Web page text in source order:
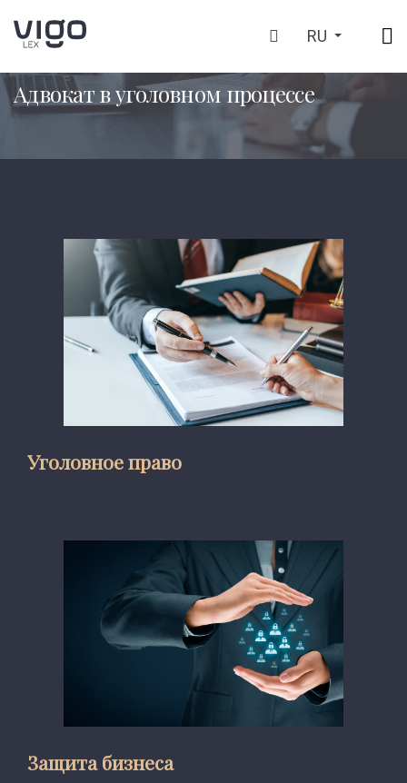
RU
Адвокат в уголовном процессе
Уголовное право
Защита бизнеса